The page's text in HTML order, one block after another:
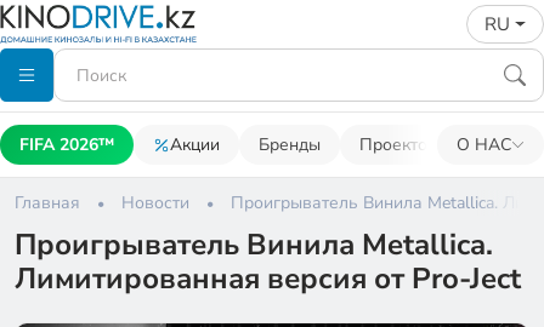
RU
FIFA 2026™ Акции Бренды Проекторы О НАС
Главная Новости Проигрыватель Винила Metallica.
Проигрыватель Винила Metallica.
Лимитированная версия от Pro-Ject